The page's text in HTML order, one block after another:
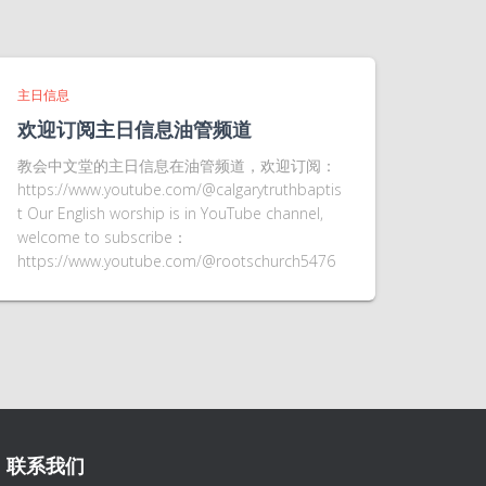
主日信息
欢迎订阅主日信息油管频道
教会中文堂的主日信息在油管频道，欢迎订阅：
https://www.youtube.com/@calgarytruthbaptis
t Our English worship is in YouTube channel,
welcome to subscribe：
https://www.youtube.com/@rootschurch5476
联系我们